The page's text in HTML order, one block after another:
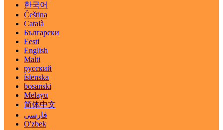
한국어
Čeština
Català
Български
Eesti
English
Malti
русский
íslenska
bosanski
Melayu
简体中文
فارسی
O'zbek